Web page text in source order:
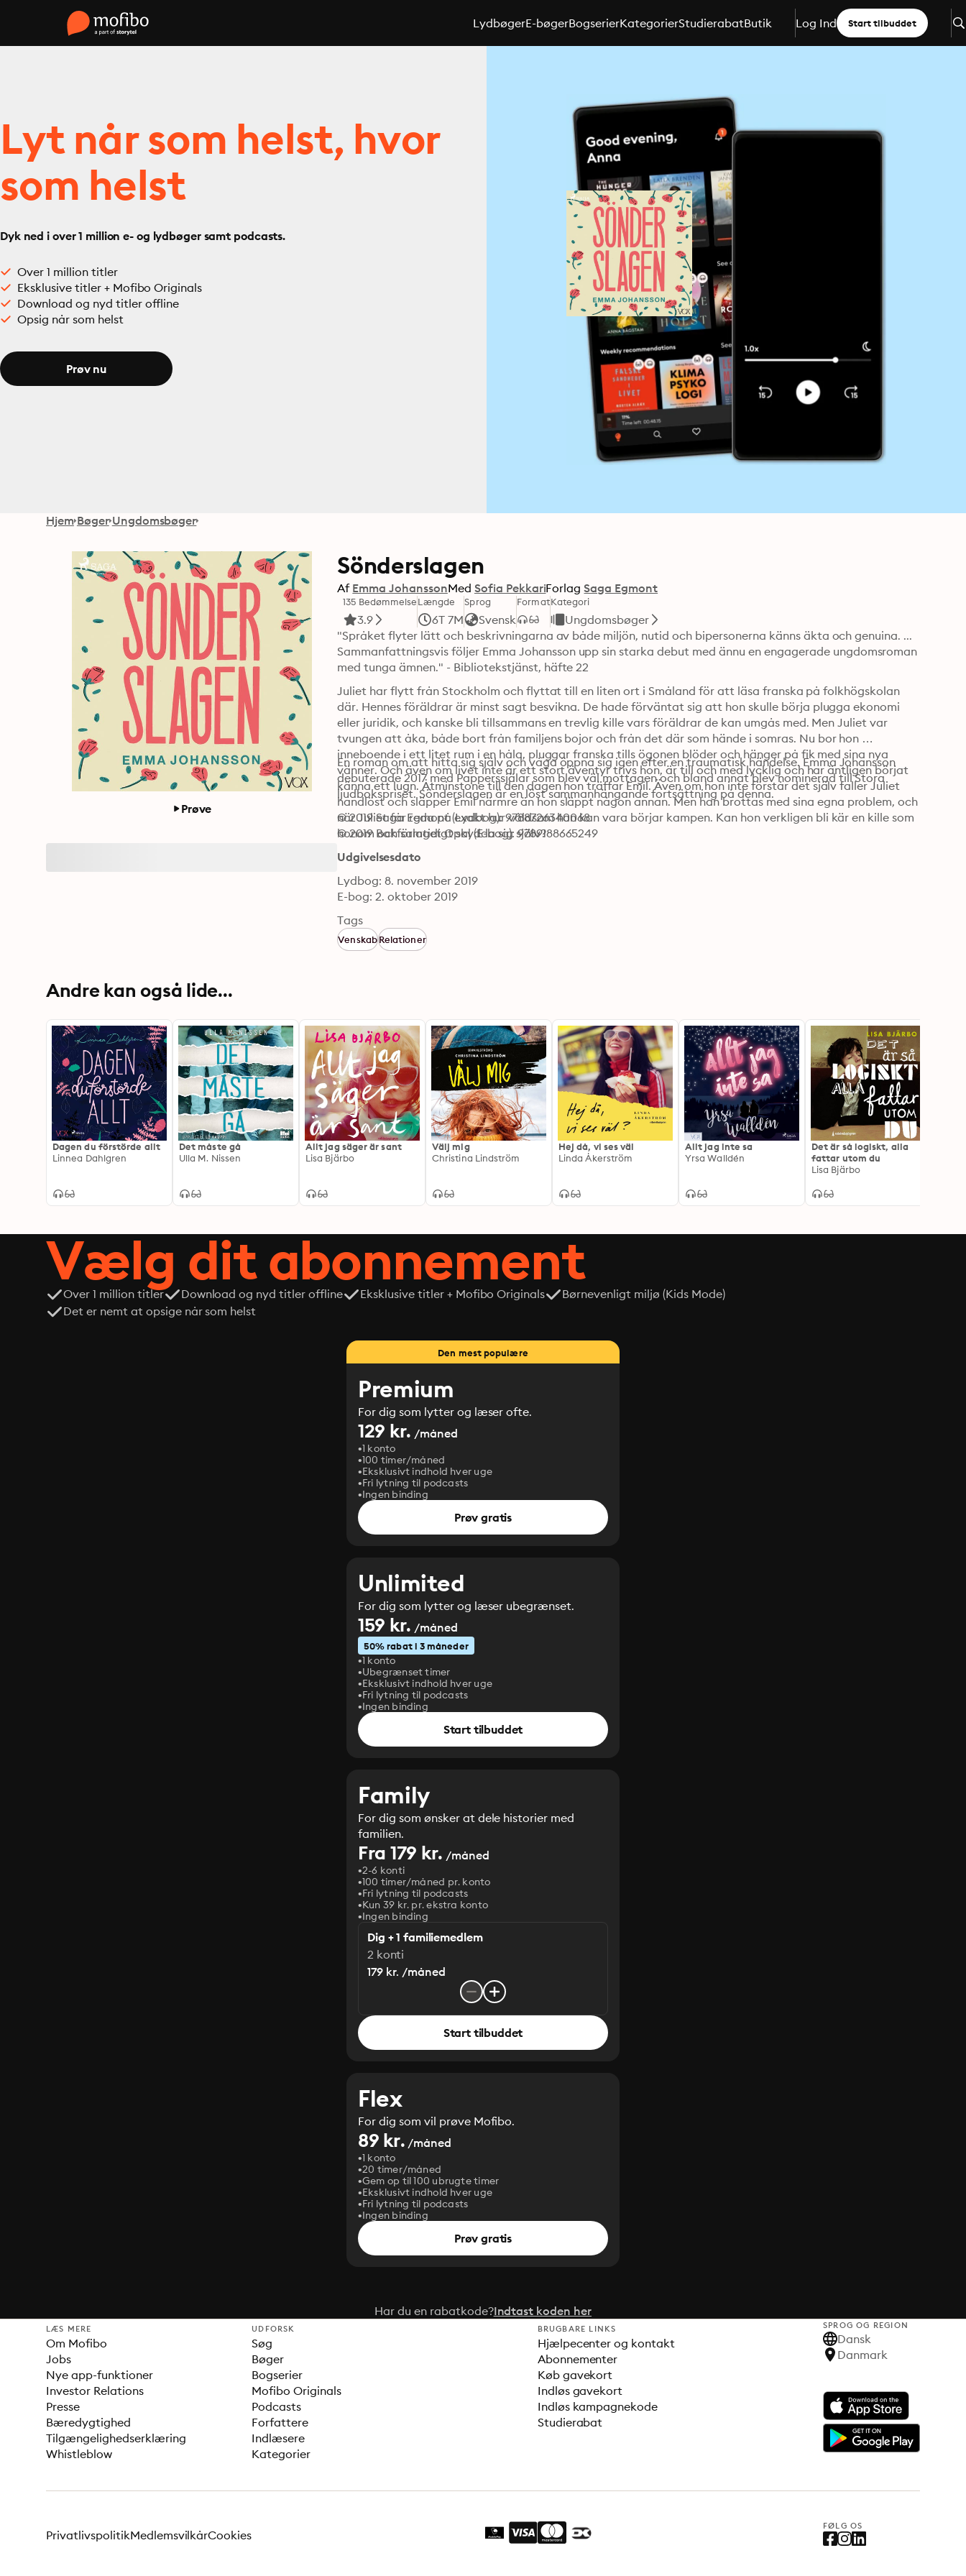
LydbøgerE-bøgerBogserierKategorierStudierabatButik Log Ind Start tilbuddet
Lyt når som helst, hvor
som helst
Dyk ned i over 1 million e- og lydbøger samt podcasts.
Over 1 million titler
Eksklusive titler + Mofibo Originals
Download og nyd titler offline
Opsig når som helst
Prøv nu
Hjem Bøger Ungdomsbøger
Prøve
Sönderslagen
Af Emma JohanssonMed Sofia PekkariForlag Saga Egmont
135 Bedømmelse
3.9
Længde
6T 7M
Sprog
Svensk
FormatKategori
Ungdomsbøger
"Språket flyter lätt och beskrivningarna av både miljön, nutid och bipersonerna känns äkta och genuina. ...
Sammanfattningsvis följer Emma Johansson upp sin starka debut med ännu en engagerade ungdomsroman
med tunga ämnen." - Bibliotekstjänst, häfte 22
Juliet har flytt från Stockholm och flyttat till en liten ort i Småland för att läsa franska på folkhögskolan
där. Hennes föräldrar är minst sagt besvikna. De hade förväntat sig att hon skulle börja plugga ekonomi
eller juridik, och kanske bli tillsammans en trevlig kille vars föräldrar de kan umgås med. Men Juliet var
tvungen att åka, både bort från familjens bojor och från det där som hände i somras. Nu bor hon
inneboende i ett litet rum i en håla, pluggar franska tills ögonen blöder och hänger på fik med sina nya
vänner. Och även om livet inte är ett stort äventyr trivs hon, är till och med lycklig och har äntligen börjat
känna ett lugn. Åtminstone till den dagen hon träffar Emil. Även om hon inte förstår det själv faller Juliet
handlöst och släpper Emil närmre än hon släppt någon annan. Men han brottas med sina egna problem, och
när Juliet får reda på exakt hur våldsam han kan vara börjar kampen. Kan hon verkligen bli kär en kille som
honom och samtidigt skydda sig själv?
En roman om att hitta sig själv och våga öppna sig igen efter en traumatisk händelse. Emma Johansson
debuterade 2017 med Papperssjälar som blev väl mottagen och bland annat blev nominerad till Stora
ljudbokspriset. Sönderslagen är en löst sammanhängande fortsättning på denna.
© 2019 Saga Egmont (Lydbog): 9788726340068
© 2019 Bokförlaget Opal (E-bog): 9789188665249
Udgivelsesdato
Lydbog: 8. november 2019
E-bog: 2. oktober 2019
Tags
VenskabRelationer
Andre kan også lide...
Dagen du förstörde allt
Linnea Dahlgren
Det måste gå
Ulla M. Nissen
Allt jag säger är sant
Lisa Bjärbo
Välj mig
Christina Lindström
Hej då, vi ses väl
Linda Åkerström
Allt jag inte sa
Yrsa Walldén
Det är så logiskt, alla
fattar utom du
Lisa Bjärbo
Vælg dit abonnement
Over 1 million titler Download og nyd titler offline Eksklusive titler + Mofibo Originals
Børnevenligt miljø (Kids Mode)
Det er nemt at opsige når som helst
Den mest populære
Premium
For dig som lytter og læser ofte.
129 kr. /måned
1 konto
100 timer/måned
Eksklusivt indhold hver uge
Fri lytning til podcasts
Ingen binding
Prøv gratis
Unlimited
For dig som lytter og læser ubegrænset.
159 kr. /måned
50% rabat i 3 måneder
1 konto
Ubegrænset timer
Eksklusivt indhold hver uge
Fri lytning til podcasts
Ingen binding
Start tilbuddet
Family
For dig som ønsker at dele historier med
familien.
Fra 179 kr. /måned
2-6 konti
100 timer/måned pr. konto
Fri lytning til podcasts
Kun 39 kr. pr. ekstra konto
Ingen binding
Dig + 1 familiemedlem
2 konti
179 kr. /måned
Start tilbuddet
Flex
For dig som vil prøve Mofibo.
89 kr. /måned
1 konto
20 timer/måned
Gem op til 100 ubrugte timer
Eksklusivt indhold hver uge
Fri lytning til podcasts
Ingen binding
Prøv gratis
Har du en rabatkode?Indtast koden her
LÆS MERE
Om Mofibo
Jobs
Nye app-funktioner
Investor Relations
Presse
Bæredygtighed
Tilgængelighedserklæring
Whistleblow
UDFORSK
Søg
Bøger
Bogserier
Mofibo Originals
Podcasts
Forfattere
Indlæsere
Kategorier
BRUGBARE LINKS
Hjælpecenter og kontakt
Abonnementer
Køb gavekort
Indløs gavekort
Indløs kampagnekode
Studierabat
SPROG OG REGION
Dansk
Danmark
FØLG OS
PrivatlivspolitikMedlemsvilkårCookies